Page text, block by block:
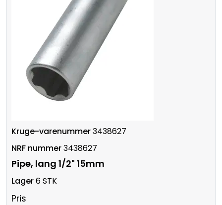
3438627
3438627
Pipe, lang 1/2" 15mm
6 STK
Pris